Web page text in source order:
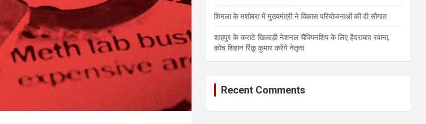
शिमला के मशोबरा में मुख्यमंत्री ने विकास परियोजनाओं की दी सौगात
शाहपुर के कराटे खिलाड़ी नेशनल चैंपियनशिप के लिए हैदराबाद रवाना,
कोच शिहान रिंकू कुमार करेंगे नेतृत्व
Recent Comments